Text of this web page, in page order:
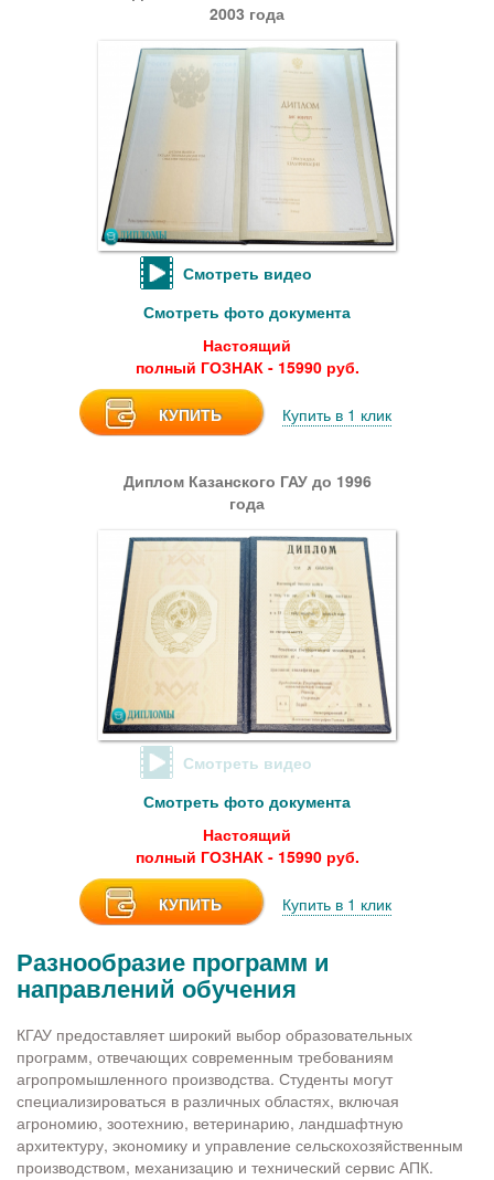
2003 года
Смотреть видео
Смотреть фото документа
Настоящий
полный ГОЗНАК - 15990 руб.
КУПИТЬ Купить в 1 клик
Диплом Казанского ГАУ до 1996
года
Смотреть видео
Смотреть фото документа
Настоящий
полный ГОЗНАК - 15990 руб.
КУПИТЬ Купить в 1 клик
Разнообразие программ и
направлений обучения
КГАУ предоставляет широкий выбор образовательных
программ, отвечающих современным требованиям
агропромышленного производства. Студенты могут
специализироваться в различных областях, включая
агрономию, зоотехнию, ветеринарию, ландшафтную
архитектуру, экономику и управление сельскохозяйственным
производством, механизацию и технический сервис АПК.